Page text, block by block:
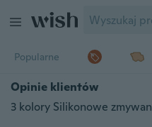
Popularne
Opinie klientów